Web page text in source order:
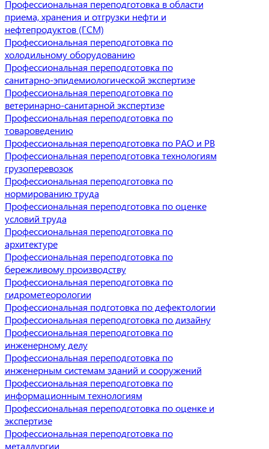
Профессиональная переподготовка в области
приема, хранения и отгрузки нефти и
нефтепродуктов (ГСМ)
Профессиональная переподготовка по
холодильному оборудованию
Профессиональная переподготовка по
санитарно-эпидемиологической экспертизе
Профессиональная переподготовка по
ветеринарно-санитарной экспертизе
Профессиональная переподготовка по
товароведению
Профессиональная переподготовка по РАО и РВ
Профессиональная переподготовка технологиям
грузоперевозок
Профессиональная переподготовка по
нормированию труда
Профессиональная переподготовка по оценке
условий труда
Профессиональная переподготовка по
архитектуре
Профессиональная переподготовка по
бережливому производству
Профессиональная переподготовка по
гидрометеорологии
Профессиональная подготовка по дефектологии
Профессиональная переподготовка по дизайну
Профессиональная переподготовка по
инженерному делу
Профессиональная переподготовка по
инженерным системам зданий и сооружений
Профессиональная переподготовка по
информационным технологиям
Профессиональная переподготовка по оценке и
экспертизе
Профессиональная переподготовка по
металлургии